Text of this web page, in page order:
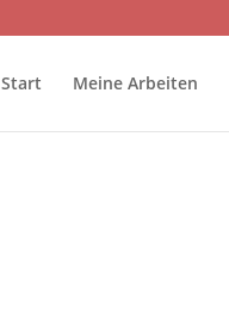
Start Meine Arbeiten